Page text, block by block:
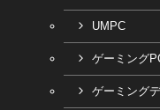
UMPC
ゲーミング
ゲーミング